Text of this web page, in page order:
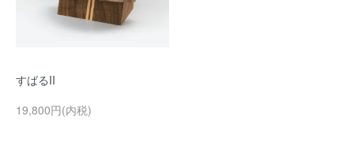
すばるII
19,800円(内税)